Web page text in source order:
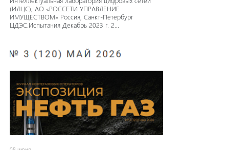
(ИЛЦС), АО «РОССЕТИ УПРАВЛЕНИЕ
ИМУЩЕСТВОМ» Россия, Санкт-Петербург
ЦДЭС.Испытания Декабрь 2023 г. 2...